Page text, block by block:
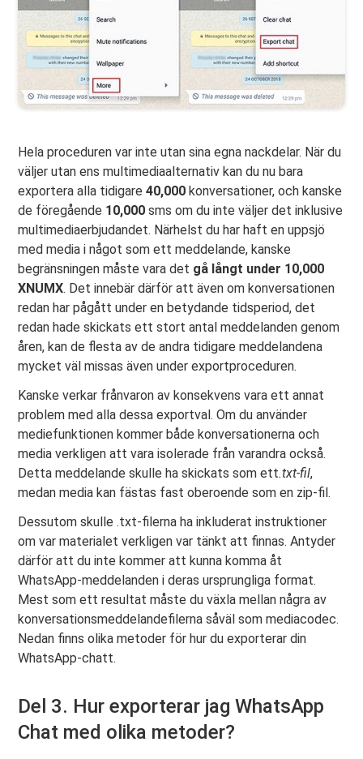
Hela proceduren var inte utan sina egna nackdelar. När du
väljer utan ens multimediaalternativ kan du nu bara
exportera alla tidigare40,000 konversationer, och kanske
de föregående 10,000 sms om du inte väljer det inklusive
multimediaerbjudandet. Närhelst du har haft en uppsjö
med media i något som ett meddelande, kanske
begränsningen måste vara det gå långt under 10,000
XNUMX. Det innebär därför att även om konversationen
redan har pågått under en betydande tidsperiod, det
redan hade skickats ett stort antal meddelanden genom
åren, kan de flesta av de andra tidigare meddelandena
mycket väl missas även under exportproceduren.
Kanske verkar frånvaron av konsekvens vara ett annat
problem med alla dessa exportval. Om du använder
mediefunktionen kommer både konversationerna och
media verkligen att vara isolerade från varandra också.
Detta meddelande skulle ha skickats som ett.txt-fil,
medan media kan fästas fast oberoende som en zip-fil.
Dessutom skulle .txt-filerna ha inkluderat instruktioner
om var materialet verkligen var tänkt att finnas. Antyder
därför att du inte kommer att kunna komma åt
WhatsApp-meddelanden i deras ursprungliga format.
Mest som ett resultat måste du växla mellan några av
konversationsmeddelandefilerna såväl som mediacodec.
Nedan finns olika metoder för hur du exporterar din
WhatsApp-chatt.
Del 3. Hur exporterar jag WhatsApp
Chat med olika metoder?